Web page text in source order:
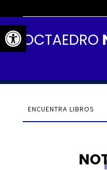
Abrir barra de herramientas
OCTAEDRO